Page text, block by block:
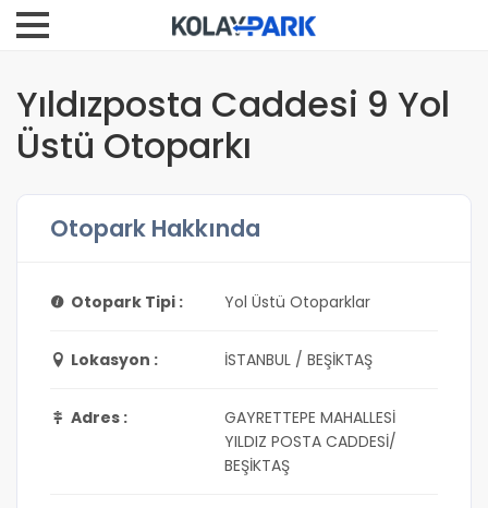
Yıldızposta Caddesi 9 Yol
Üstü Otoparkı
Otopark Hakkında
Otopark Tipi : Yol Üstü Otoparklar
Lokasyon : İSTANBUL / BEŞİKTAŞ
Adres :
GAYRETTEPE MAHALLESİ
YILDIZ POSTA CADDESİ/
BEŞİKTAŞ